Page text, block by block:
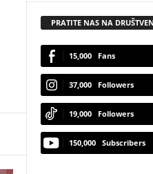
PRATITE NAS NA
15,000 Fans
37,000 Followers
19,000 Followers
150,000 Subscribers